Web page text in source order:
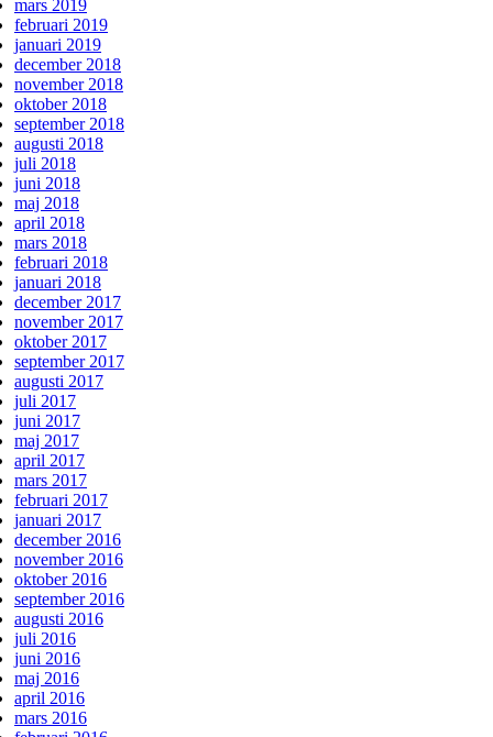
mars 2019
februari 2019
januari 2019
december 2018
november 2018
oktober 2018
september 2018
augusti 2018
juli 2018
juni 2018
maj 2018
april 2018
mars 2018
februari 2018
januari 2018
december 2017
november 2017
oktober 2017
september 2017
augusti 2017
juli 2017
juni 2017
maj 2017
april 2017
mars 2017
februari 2017
januari 2017
december 2016
november 2016
oktober 2016
september 2016
augusti 2016
juli 2016
juni 2016
maj 2016
april 2016
mars 2016